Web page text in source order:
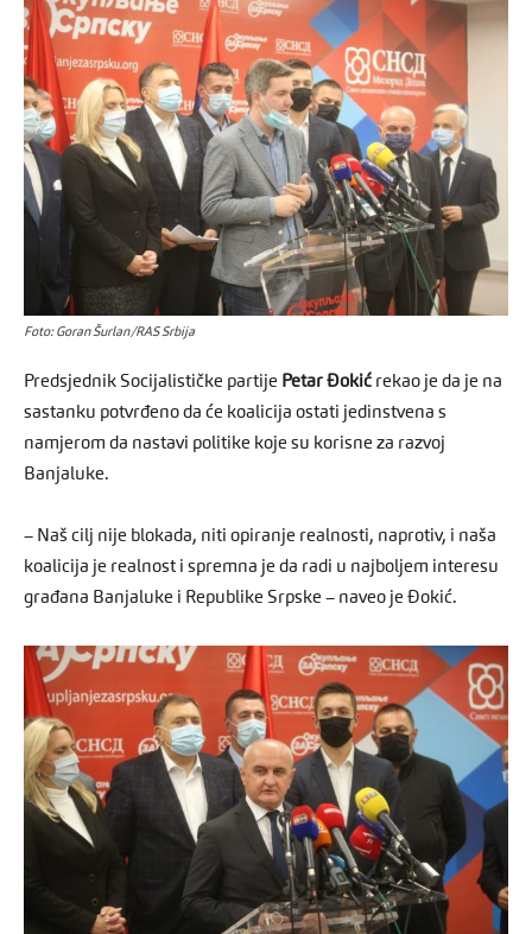
Foto: Goran Šurlan/RAS Srbija
Predsjednik Socijalističke partije Petar Đokić rekao je da je na
sastanku potvrđeno da će koalicija ostati jedinstvena s
namjerom da nastavi politike koje su korisne za razvoj
Banjaluke.
– Naš cilj nije blokada, niti opiranje realnosti, naprotiv, i naša
koalicija je realnost i spremna je da radi u najboljem interesu
građana Banjaluke i Republike Srpske – naveo je Đokić.